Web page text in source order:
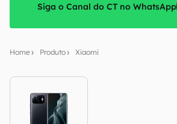
Siga o Canal do CT no WhatsApp
Home Produto Xiaomi